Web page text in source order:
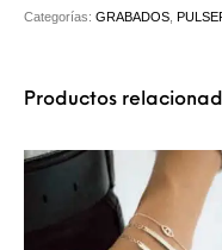
Categorías:GRABADOS ,
Productos